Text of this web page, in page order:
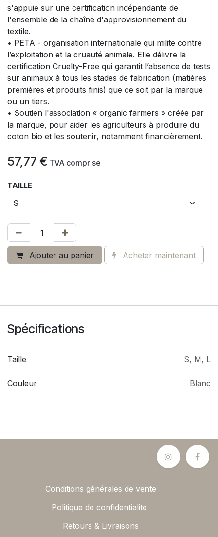
s'appuie sur une certification indépendante de
l'ensemble de la chaîne d'approvisionnement du
textile.
• PETA - organisation internationale qui milite contre
l’exploitation et la cruauté animale. Elle délivre la
certification Cruelty-Free qui garantit l’absence de tests
sur animaux à tous les stades de fabrication (matières
premières et produits finis) que ce soit par la marque
ou un tiers.
• Soutien l'association « organic farmers » créée par
la marque, pour aider les agriculteurs à produire du
coton bio et les soutenir, notamment financièrement.
57,77 € TVA comprise
TAILLE
Ajouter au panier Acheter maintenant
Spécifications
Taille S, M, L
Couleur Blanc
Conditions générales de vente
Politique de confidentialité
Retours & Livraisons